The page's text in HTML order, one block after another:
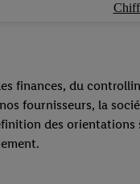
finances, du
fournisseurs, la
des orientations